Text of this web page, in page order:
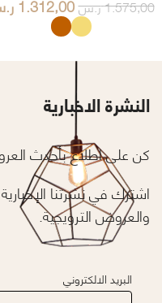
1.575,00ر.س
النشرة الاخبارية
كن على اطلاع بأحدث
اشترك في نشرتنا
والعروض الترويجية.
البريد الالكتروني